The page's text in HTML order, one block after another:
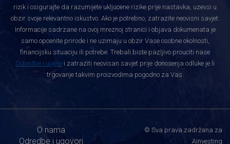
rizik i osigurajte da razumijete ukljucene rizike prije nastavka, uzevsi u
obzir svoje relevantno iskustvo. Ako je potrebno, zatrazite neovisni savjet.
Informacije sadrzane na ovoj mreznoj stranici i objava dokumenata je
samo opcenite prirode i ne uzimaju u obzir Vase osobne okolnosti,
financijsku situaciju ili potrebe. Trebali biste pazljivo prouciti nase
Odredbe i uvjete i zatraziti neovisan savjet prije donosenja odluke je li
trgovanje takvim proizvodima pogodno za Vas.
O nama
Odredbe i ugovori
© Sva prava zadržana za
Ainvesting